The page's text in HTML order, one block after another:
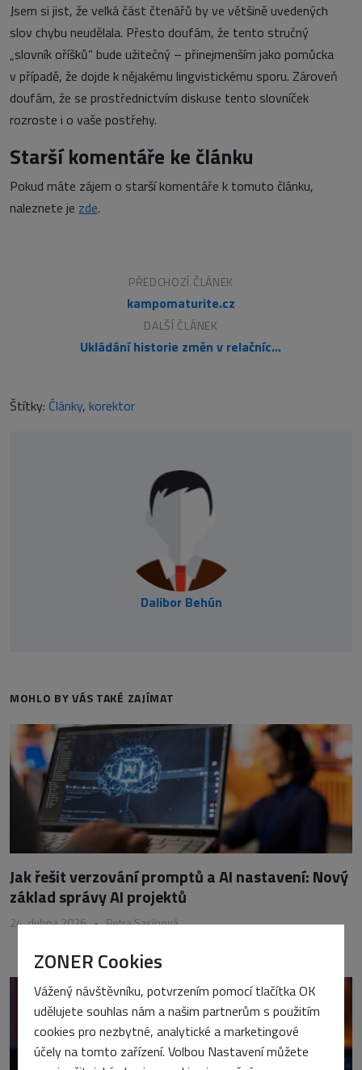
ZONER Cookies
Vážený návštěvníku, potvrzením pomocí tlačítka OK
udělujete souhlas nám a našim partnerům s použitím
cookies pro nezbytné, analytické a marketingové
účely na tomto zařízení. Volbou Nastavení můžete
Jsem si jist, že velká část čtenářů by ve většině uvedených
slov chybu neudělala. Přesto doufám, že tento stručný
„slovník oříšků“ bude užitečný – přinejmenším jako pomůcka
v případě, že dojde k nějakému lingvistickému sporu. Zároveň
doufám, že se prostřednictvím diskuse tento slovníček
rozroste i o vaše postřehy.
Starší komentáře ke článku
Pokud máte zájem o starší komentáře k tomuto článku,
naleznete je zde.
PŘEDCHOZÍ ČLÁNEK
kampomaturite.cz
DALŠÍ ČLÁNEK
Ukládání historie změn v relačních databázích
Štítky: Články, korektor
Dalibor Behún
MOHLO BY VÁS TAKÉ ZAJÍMAT
Jak řešit verzování promptů a AI nastavení: Nový
základ správy AI projektů
24. dubna 2026 • Petra Sasínová